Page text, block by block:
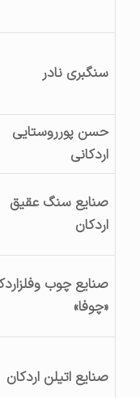
سنگبری نادر
حسن پورروستایی
اردکانی
صنایع سنگ عقیق
اردکان
صنایع چوب وفلزاردکان
«چوفا»
صنایع اتیلن اردکان